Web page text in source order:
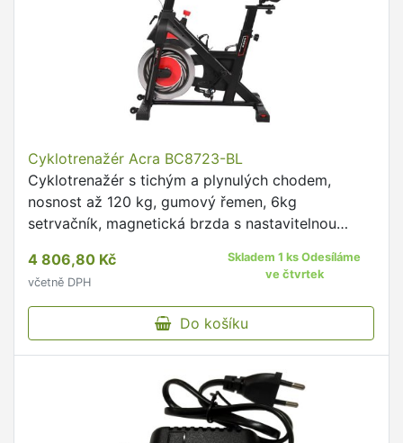
Cyklotrenažér Acra BC8723-BL
Cyklotrenažér s tichým a plynulých chodem,
nosnost až 120 kg, gumový řemen, 6kg
setrvačník, magnetická brzda s nastavitelnou
4 806,80 Kč
včetně DPH
Skladem 1 ks Odesíláme
ve čtvrtek
Do košíku